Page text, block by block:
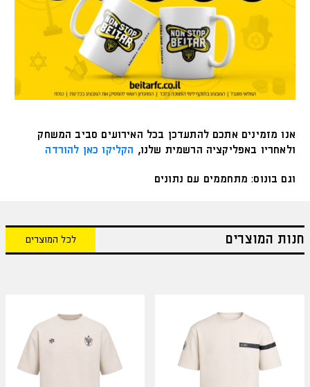
אנו מזמינים אתכם להתעדכן בכל האירועים סביב המשחק
ולאחריו באפליקציה הרשמית שלנו, הקליקו כאן להורדה
וגם בונוס: מתחממים עם נתונים
חנות המוצרים לכל המוצרים